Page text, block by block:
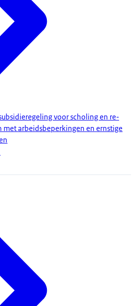
voor scholing en re-
met arbeidsbeperkingen en ernstige